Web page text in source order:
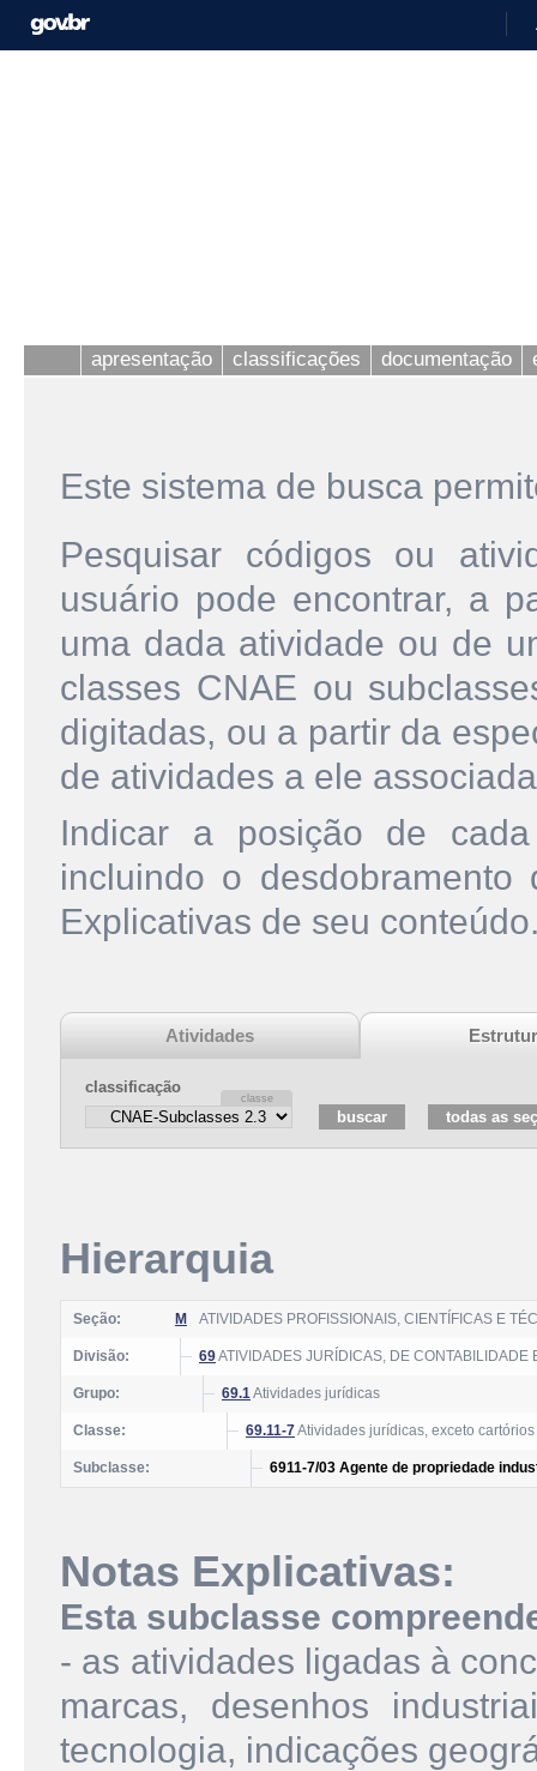
apresentação classificações documentação
Este sistema de busca
Pesquisar códigos ou
usuário pode encontrar, a
uma dada atividade ou de
classes CNAE ou
digitadas, ou a partir da
de atividades a ele
Indicar a posição de
incluindo o
Explicativas de seu
Atividades
classificação
Hierarquia
Seção: M ATIVIDADES PROFISSIONAIS, CIENTÍFICAS E
Divisão: 69ATIVIDADES JURÍDICAS, DE CONTABILIDADE
Grupo: 69.1Atividades jurídicas
Classe: 69.11-7Atividades jurídicas, exceto cartórios
Subclasse: 6911-7/03 Agente de propriedade
Notas Explicativas:
Esta subclasse
- as atividades ligadas à
marcas, desenhos
tecnologia, indicações